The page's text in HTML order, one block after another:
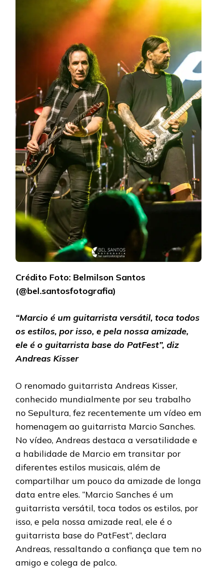
Crédito Foto: Belmilson Santos
(@bel.santosfotografia)
“Marcio é um guitarrista versátil, toca todos
os estilos, por isso, e pela nossa amizade,
ele é o guitarrista base do PatFest”, diz
Andreas Kisser
O renomado guitarrista Andreas Kisser,
conhecido mundialmente por seu trabalho
no Sepultura, fez recentemente um vídeo em
homenagem ao guitarrista Marcio Sanches.
No vídeo, Andreas destaca a versatilidade e
a habilidade de Marcio em transitar por
diferentes estilos musicais, além de
compartilhar um pouco da amizade de longa
data entre eles. “Marcio Sanches é um
guitarrista versátil, toca todos os estilos, por
isso, e pela nossa amizade real, ele é o
guitarrista base do PatFest”, declara
Andreas, ressaltando a confiança que tem no
amigo e colega de palco.